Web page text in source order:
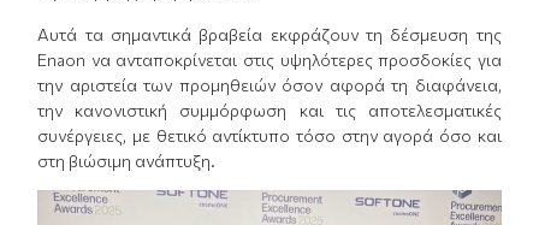
Αυτά τα σημαντικά βραβεία εκφράζουν τη δέσμευση της
Enaon να ανταποκρίνεται στις υψηλότερες προσδοκίες για
την αριστεία των προμηθειών όσον αφορά τη διαφάνεια,
την κανονιστική συμμόρφωση και τις αποτελεσματικές
συνέργειες, με θετικό αντίκτυπο τόσο στην αγορά όσο και
στη βιώσιμη ανάπτυξη.